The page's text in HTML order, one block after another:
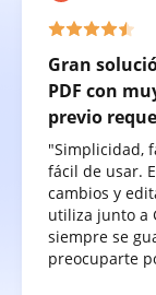
Gran
PDF con
previo
"Simplicidad,
fácil de usar.
cambios y
utiliza junto a
siempre se
preocuparte